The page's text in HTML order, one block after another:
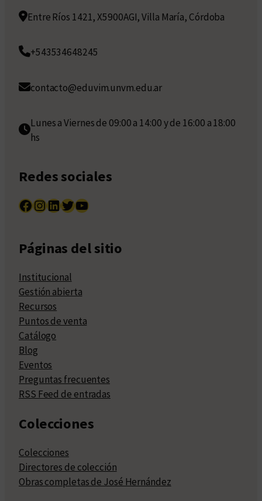
Entre Ríos 1421, X5900AGI, Villa María, Córdoba
+543534648245
contacto@eduvim.unvm.edu.ar
Lunes a Viernes de 09:00 a 14:00 y de 16:00 a 18:00
hs
Redes sociales
Facebook InstagramLinkedIn Twitter YouTube
Páginas del sitio
Institucional
Gestión abierta
Recursos
Puntos de venta
Catálogo
Blog
Eventos
Preguntas frecuentes
RSS Feed de entradas
Colecciones
Colecciones
Directores de colección
Obras completas de José Hernández